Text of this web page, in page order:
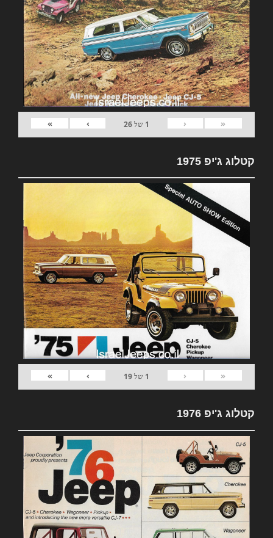
«
‹
1 של26
›
»
קטלוג ג'יפ 1975
«
‹
1 של19
›
»
קטלוג ג'יפ 1976